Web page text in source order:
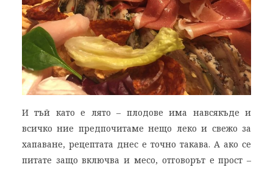
И тъй като е лято – плодове има навсякъде и
всичко ние предпочитаме нещо леко и свежо за
хапаване, рецептата днес е точно такава. А ако се
питате защо включва и месо, отговорът е прост –